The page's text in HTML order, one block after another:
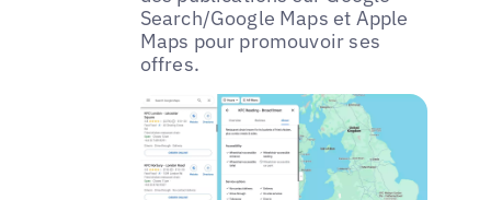
Search/Google Maps et Apple
Maps pour promouvoir ses
offres.